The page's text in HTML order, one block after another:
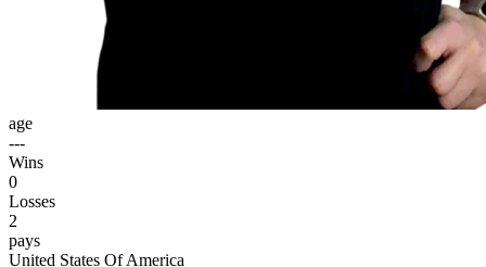
age
---
Wins
0
Losses
2
pays
United States Of America